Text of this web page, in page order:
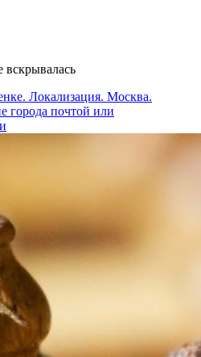
вскрывалась
Локализация. Москва.
города почтой или